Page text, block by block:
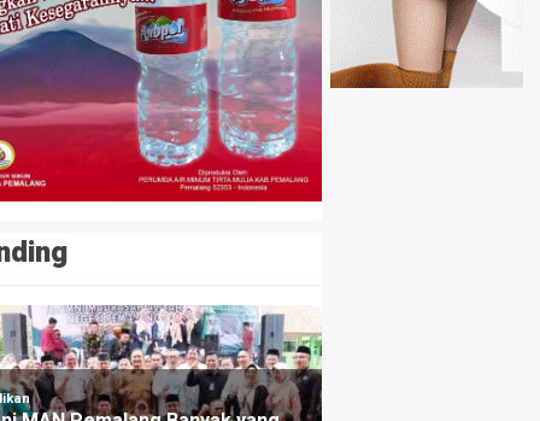
Tegaskan Tak Ingin Maju sebagai Wakil Bupati